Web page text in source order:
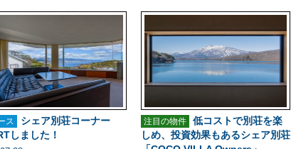
ス
シェア別荘コーナー
しました！
注目の物件
低コストで別荘を楽
しめ、投資効果もあるシェア別荘